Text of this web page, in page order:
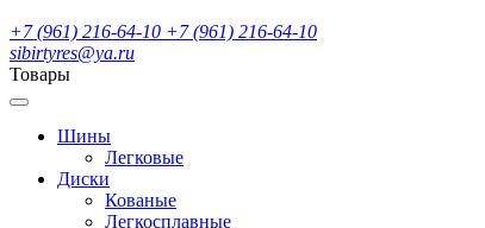
+7 (961) 216-64-10 +7 (961) 216-64-10
sibirtyres@ya.ru
Товары
Шины
Легковые
Диски
Кованые
Легкосплавные